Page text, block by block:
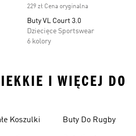
229 zł Cena oryginalna
Buty VL Court 3.0
Dziecięce Sportswear
6 kolory
I WIĘCEJ DO
Koszulki Buty Do Rugby